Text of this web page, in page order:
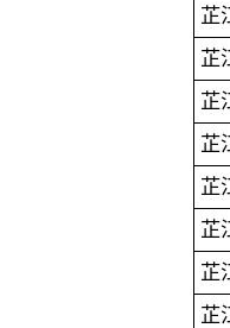
芷
芷
芷
芷
芷
芷
芷
芷